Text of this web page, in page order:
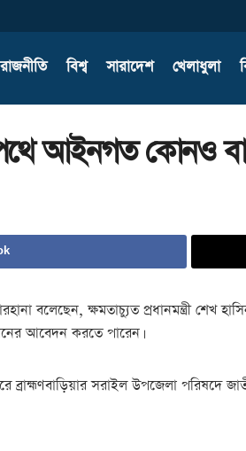
রাজনীতি বিশ্ব সারাদেশ খেলাধুলা
আইনগত কোনও
বলেছেন, ক্ষমতাচ্যুত প্রধানমন্ত্রী
আবেদন করতে পারেন।
সরাইল উপজেলা পরিষদে